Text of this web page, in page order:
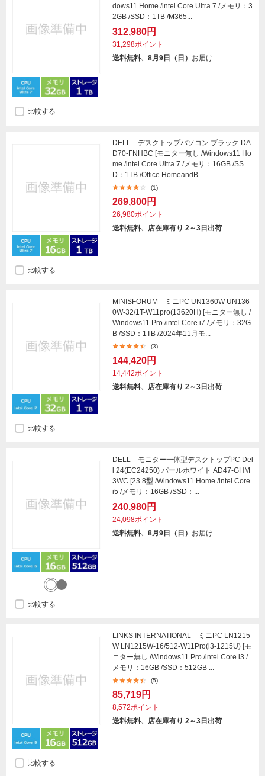
dows11 Home /intel Core Ultra 7 /メモリ：3
2GB /SSD：1TB /M365...
312,980円
31,298ポイント
送料無料、8月9日（日） お届け
比較する
DELL デスクトップパソコン ブラック DA
D70-FNHBC [モニター無し /Windows11 Ho
me /intel Core Ultra 7 /メモリ：16GB /SS
D：1TB /Office HomeandB...
(1)
269,800円
26,980ポイント
送料無料、店在庫有り 2～3日出荷
比較する
MINISFORUM ミニPC UN1360W UN136
0W-32/1T-W11pro(13620H) [モニター無し /
Windows11 Pro /intel Core i7 /メモリ：32G
B /SSD：1TB /2024年11月モ...
(3)
144,420円
14,442ポイント
送料無料、店在庫有り 2～3日出荷
比較する
DELL モニター一体型デスクトップPC Del
l 24(EC24250) パールホワイト AD47-GHM
3WC [23.8型 /Windows11 Home /intel Core
i5 /メモリ：16GB /SSD：...
240,980円
24,098ポイント
送料無料、8月9日（日） お届け
比較する
LINKS INTERNATIONAL ミニPC LN1215
W LN1215W-16/512-W11Pro(i3-1215U) [モ
ニター無し /Windows11 Pro /intel Core i3 /
メモリ：16GB /SSD：512GB ...
(5)
85,719円
8,572ポイント
送料無料、店在庫有り 2～3日出荷
比較する